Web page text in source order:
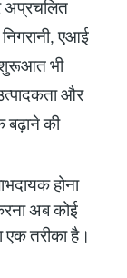
अप्रचलित
​​एआई
शुरूआत भी
और
बढ़ाने की
होना
अब कोई
एक तरीका है।